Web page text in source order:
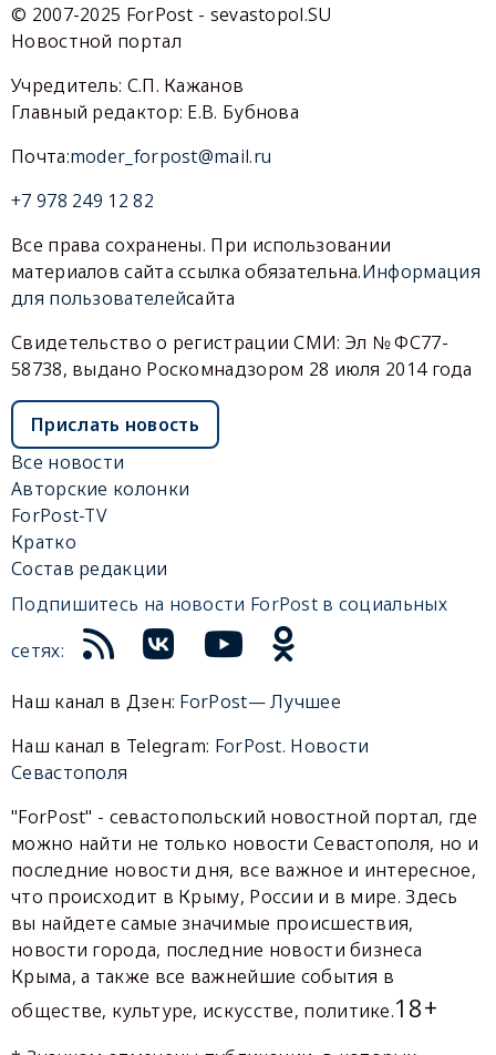
© 2007-2025 ForPost - sevastopol.SU
Новостной портал
Учредитель: С.П. Кажанов
Главный редактор: Е.В. Бубнова
Почта:moder_forpost@mail.ru
+7 978 249 12 82
Все права сохранены. При использовании
материалов сайта ссылка обязательна.Информация
для пользователейсайта
Свидетельство о регистрации СМИ: Эл № ФС77-
58738, выдано Роскомнадзором 28 июля 2014 года
Прислать новость
Все новости
Авторские колонки
ForPost-TV
Кратко
Состав редакции
Подпишитесь на новости ForPost в социальных
сетях:
Наш канал в Дзен: ForPost— Лучшее
Наш канал в Telegram: ForPost. Новости
Севастополя
"ForPost" - севастопольский новостной портал, где
можно найти не только новости Севастополя, но и
последние новости дня, все важное и интересное,
что происходит в Крыму, России и в мире. Здесь
вы найдете самые значимые происшествия,
новости города, последние новости бизнеса
Крыма, а также все важнейшие события в
обществе, культуре, искусстве, политике.18+